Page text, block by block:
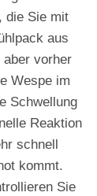
die Sie mit
aus
vorher
Wespe im
Schwellung
Reaktion
schnell
kommt.
Sie